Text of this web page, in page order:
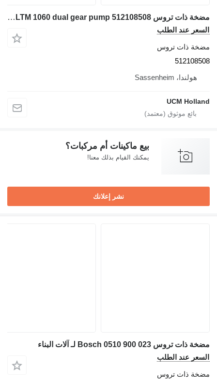
مضخة ذات تروس Bosch LTM 1060 dual gear pump 512108508 لـ شاحنة رافعة
السعر عند الطلب
مضخة ذات تروس
512108508
هولندا، Sassenheim
UCM Holland
بيع ماكينات أم مركبات؟
يمكنك القيام بذلك معنا!
نشر إعلانك
مضخة ذات تروس Bosch 0510 900 023 لـ آلات البناء
السعر عند الطلب
مضخة ذات تروس